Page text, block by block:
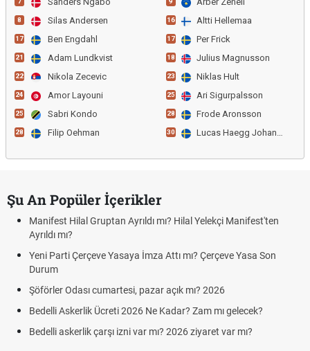
8 Silas Andersen
17 Ben Engdahl
21 Adam Lundkvist
22 Nikola Zecevic
24 Amor Layouni
25 Sabri Kondo
28 Filip Oehman
16 Altti Hellemaa
17 Per Frick
18 Julius Magnusson
23 Niklas Hult
25 Ari Sigurpalsson
28 Frode Aronsson
30 Lucas Haegg Johansson
Şu An Popüler İçerikler
Manifest Hilal Gruptan Ayrıldı mı? Hilal Yelekçi Manifest'ten
Ayrıldı mı?
Yeni Parti Çerçeve Yasaya İmza Attı mı? Çerçeve Yasa Son
Durum
Şöförler Odası cumartesi, pazar açık mı? 2026
Bedelli Askerlik Ücreti 2026 Ne Kadar? Zam mı gelecek?
Bedelli askerlik çarşı izni var mı? 2026 ziyaret var mı?